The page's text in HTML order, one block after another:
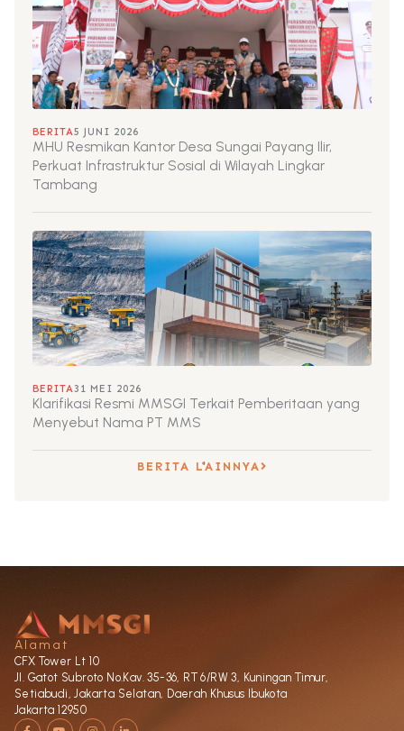
BERITA5 JUNI 2026
MHU Resmikan Kantor Desa Sungai Payang Ilir,
Perkuat Infrastruktur Sosial di Wilayah Lingkar
Tambang
BERITA31 MEI 2026
Klarifikasi Resmi MMSGI Terkait Pemberitaan yang
Menyebut Nama PT MMS
BERITA LAINNYA
Alamat
CFX Tower Lt 10
Jl. Gatot Subroto No.Kav. 35-36, RT 6/RW 3, Kuningan Timur,
Setiabudi, Jakarta Selatan, Daerah Khusus Ibukota
Jakarta 12950
F
Y
I
L